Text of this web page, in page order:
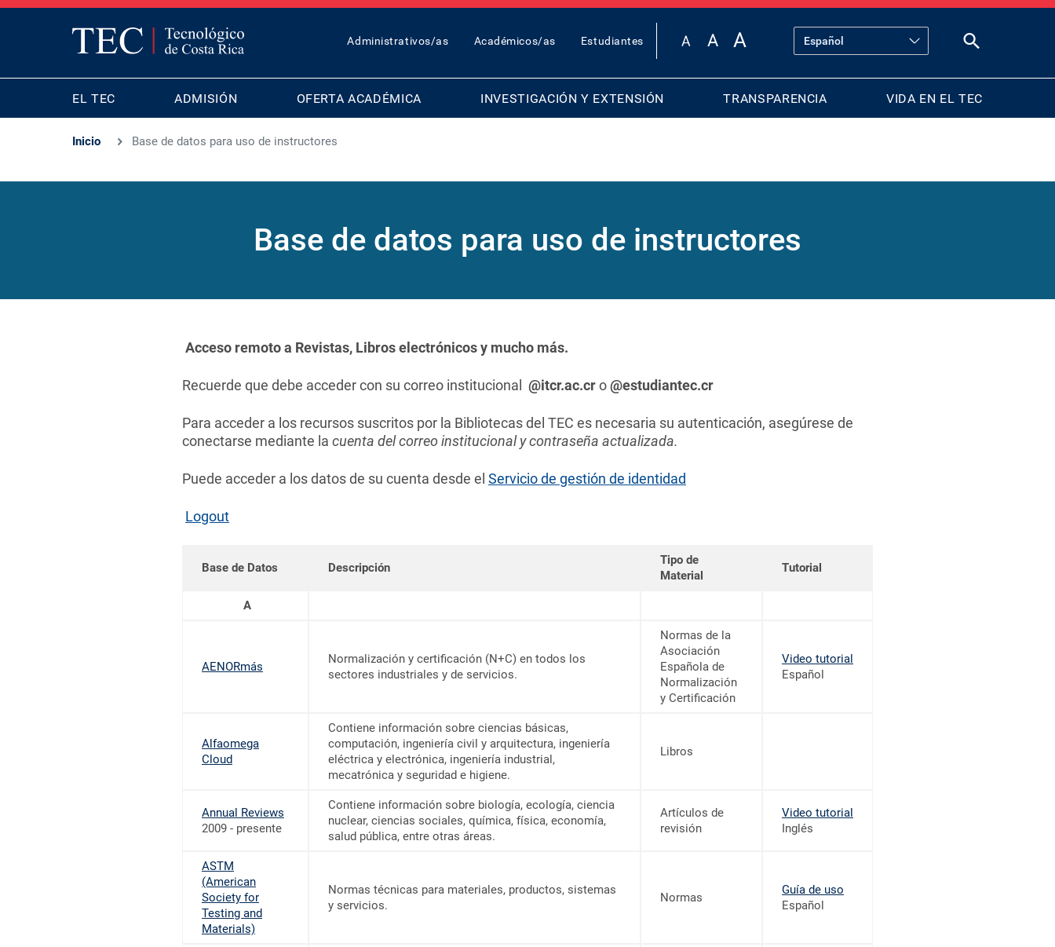
TOP
MENU
Administrativos/as Académicos/as Estudiantes
MAIN
NAVIGATION
EL TEC ADMISIÓN OFERTA ACADÉMICA INVESTIGACIÓN Y EXTENSIÓN TRANSPARENCIA VIDA EN EL TEC
Inicio Base de datos para uso de instructores
Base de datos para uso de instructores
Acceso remoto a Revistas, Libros electrónicos y mucho más.
Recuerde que debe acceder con su correo institucional @itcr.ac.cro@estudiantec.cr
Para acceder a los recursos suscritos por la Bibliotecas del TEC es necesaria su autenticación, asegúrese de
conectarse mediante la cuenta del correo institucional y contraseña actualizada.
Puede acceder a los datos de su cuenta desde el Servicio de gestión de identidad
Logout
Base de Datos Descripción
Tipo de
Material
Tutorial
A
AENORmás
Normalización y certificación (N+C) en todos los
sectores industriales y de servicios.
Normas de la
Asociación
Española de
Normalización
y Certificación
Video tutorial
Español
Alfaomega
Cloud
Contiene información sobre ciencias básicas,
computación, ingeniería civil y arquitectura, ingeniería
eléctrica y electrónica, ingeniería industrial,
mecatrónica y seguridad e higiene.
Libros
Annual Reviews
2009 - presente
Contiene información sobre biología, ecología, ciencia
nuclear, ciencias sociales, química, física, economía,
salud pública, entre otras áreas.
Artículos de
revisión
Video tutorial
Inglés
ASTM
(American
Society for
Testing and
Materials)
Normas técnicas para materiales, productos, sistemas
y servicios.
Normas
Guía de uso
Español